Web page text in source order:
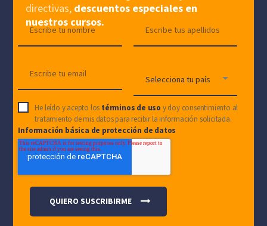
directivas, descuentos especiales en
nuestros cursos.
He leído y acepto los términos de uso y doy consentimiento al
tratamiento de mis datos para recibir la información solicitada.
Información básica de protección de datos